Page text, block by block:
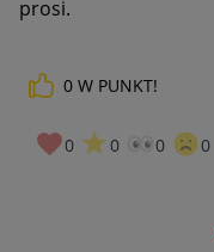
prosi.
0 W PUNKT!
0 0 0 0